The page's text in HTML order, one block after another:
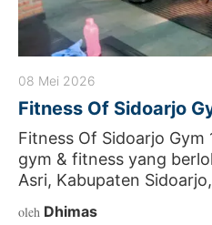
08 Mei 2026
Fitness Of Sidoarjo
Fitness Of Sidoarjo
gym & fitness yang
Asri, Kabupaten
oleh Dhimas